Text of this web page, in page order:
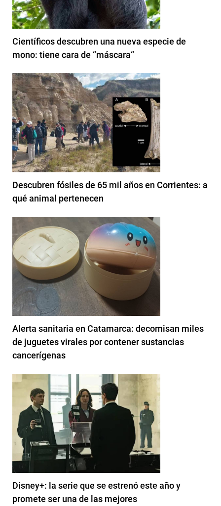
Científicos descubren una nueva especie de
mono: tiene cara de “máscara“
Descubren fósiles de 65 mil años en Corrientes: a
qué animal pertenecen
Alerta sanitaria en Catamarca: decomisan miles
de juguetes virales por contener sustancias
cancerígenas
Disney+: la serie que se estrenó este año y
promete ser una de las mejores